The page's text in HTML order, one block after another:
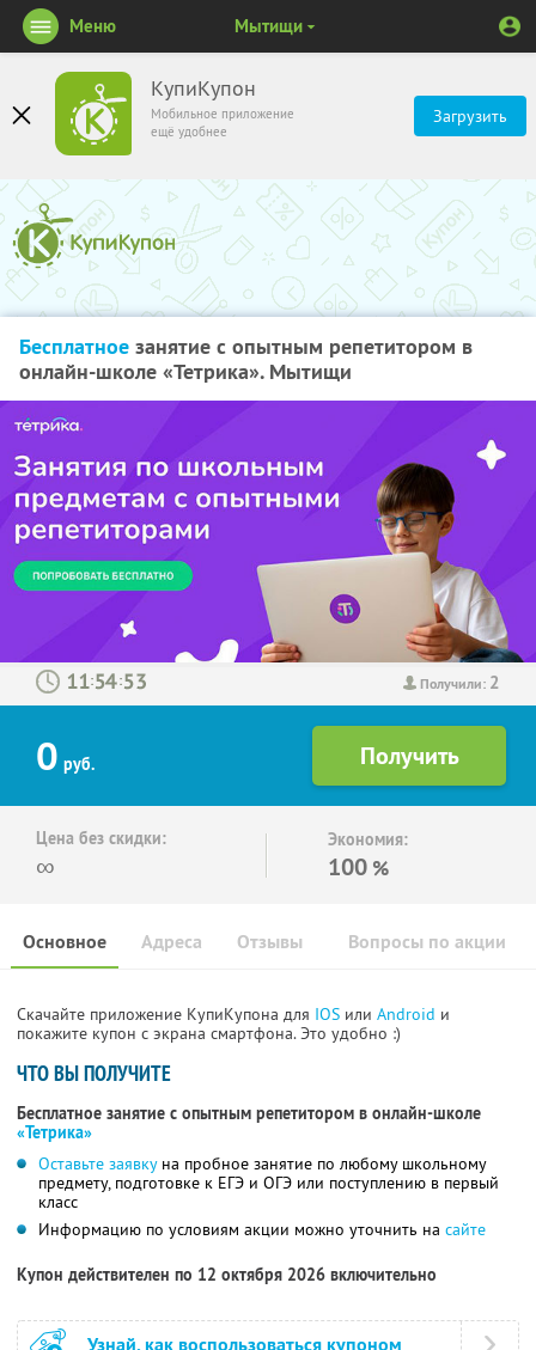
КупиКупон
Мобильное приложение
ещё удобнее
Загрузить
Меню Мытищи
Бесплатное занятие с опытным репетитором в
онлайн-школе «Тетрика». Мытищи
Получили: 2
: :
0 руб.
Цена без скидки:
∞
Экономия:
100 %
Основное Отзывы Вопросы по акции
Адреса
Скачайте приложение КупиКупона для IOS или Android и
покажите купон с экрана смартфона. Это удобно :)
ЧТО ВЫ ПОЛУЧИТЕ
Бесплатное занятие с опытным репетитором в онлайн-школе
«Тетрика»
Оставьте заявкуна пробное занятие по любому школьному
предмету, подготовке к ЕГЭ и ОГЭ или поступлению в первый
класс
Информацию по условиям акции можно уточнить на сайте
Купон действителен по 12 октября 2026 включительно
Узнай, как воспользоваться купоном